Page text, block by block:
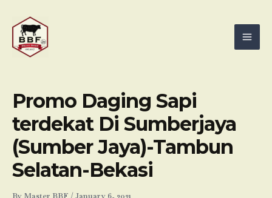
content
Promo Daging Sapi
terdekat Di Sumberjaya
(Sumber Jaya)-Tambun
Selatan-Bekasi
By Master BBF /January 6, 2021